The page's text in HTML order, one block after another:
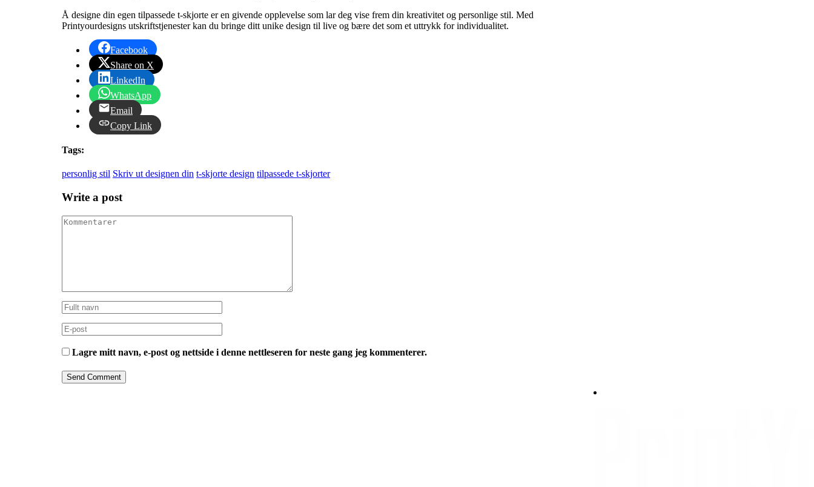
Å designe din egen tilpassede t-skjorte er en givende opplevelse som lar deg vise frem din kreativitet og personlige stil. Med
Printyourdesigns utskriftstjenester kan du bringe ditt unike design til live og bære det som et uttrykk for individualitet.
Facebook
Share on X
LinkedIn
WhatsApp
Email
Copy Link
Tags:
personlig stil Skriv ut designen din t-skjorte design tilpassede t-skjorter
Write a post
Lagre mitt navn, e-post og nettside i denne nettleseren for neste gang jeg kommenterer.